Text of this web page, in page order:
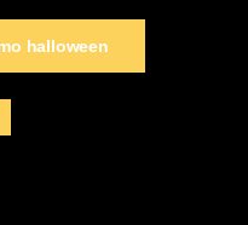
halloween